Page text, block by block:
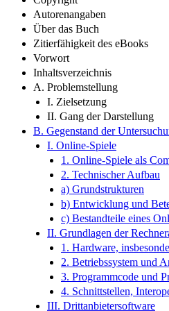
Autorenangaben
Über das Buch
Zitierfähigkeit des eBooks
Vorwort
Inhaltsverzeichnis
A. Problemstellung
I. Zielsetzung
II. Gang der Darstellung
B. Gegenstand der
I. Online-​Spiele
1. Online-​Spiele als
2. Technischer Aufbau
a) Grundstrukturen
b) Entwicklung und
c) Bestandteile eines
II. Grundlagen der
1. Hardware,
2. Betriebssystem und
3. Programmcode und
4. Schnittstellen,
III. Drittanbietersoftware